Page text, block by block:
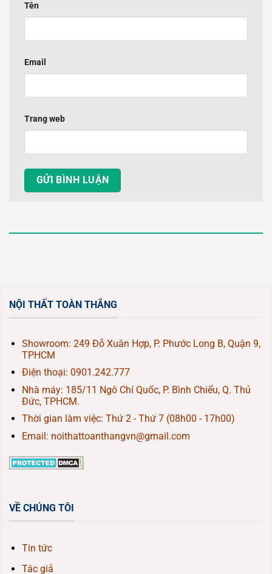
Tên
Email
Trang web
NỘI THẤT TOÀN THẮNG
Showroom: 249 Đỗ Xuân Hợp, P. Phước Long B, Quận 9,
TPHCM
Điện thoại: 0901.242.777
Nhà máy: 185/11 Ngô Chí Quốc, P. Bình Chiểu, Q. Thủ
Đức, TPHCM.
Thời gian làm việc: Thứ 2 - Thứ 7 (08h00 - 17h00)
Email: noithattoanthangvn@gmail.com
VỀ CHÚNG TÔI
Tin tức
Tác giả